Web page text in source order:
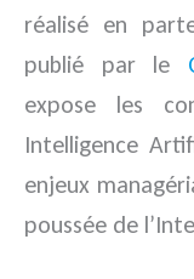
réalisé en
publié par le
expose les
Intelligence
enjeux
poussée de